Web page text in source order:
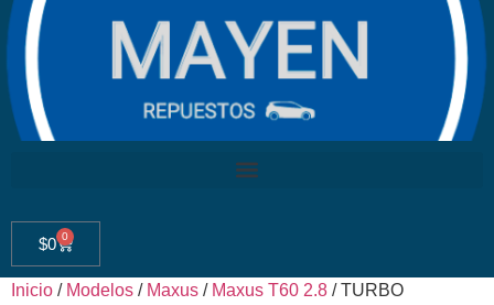
$0 0
Inicio / Modelos / Maxus / Maxus T60 2.8 / TURBO